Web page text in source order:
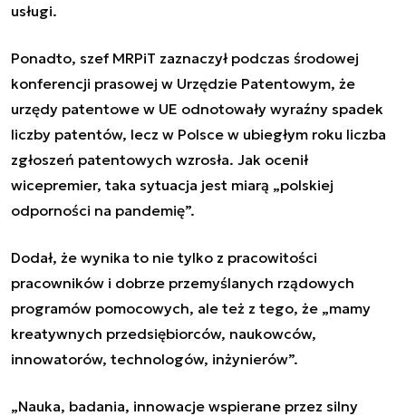
usługi.
Ponadto, szef MRPiT zaznaczył podczas środowej
konferencji prasowej w Urzędzie Patentowym, że
urzędy patentowe w UE odnotowały wyraźny spadek
liczby patentów, lecz w Polsce w ubiegłym roku liczba
zgłoszeń patentowych wzrosła. Jak ocenił
wicepremier, taka sytuacja jest miarą „polskiej
odporności na pandemię”.
Dodał, że wynika to nie tylko z pracowitości
pracowników i dobrze przemyślanych rządowych
programów pomocowych, ale też z tego, że „mamy
kreatywnych przedsiębiorców, naukowców,
innowatorów, technologów, inżynierów”.
„Nauka, badania, innowacje wspierane przez silny